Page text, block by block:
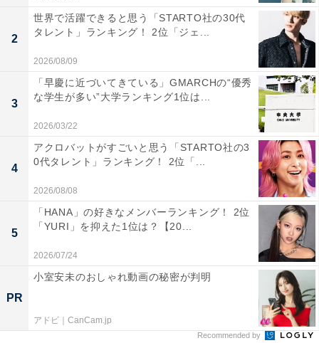
春から夏にかけての時期に仕掛けるという人も多く、ま
さに今が対策チャンスといえそうです。
2
世界で活躍できると思う「STARTO社の30代
タレント」ランキング！ 2位「ジェ...
2026/08/09
3
「早慶に近づいてきている」GMARCHの“優秀
な学生が多い”大学ランキング1位は...
2026/03/22
4
アクロバットがすごいと思う「STARTO社の3
0代タレント」ランキング！ 2位「...
2026/08/08
5
「HANA」の好きなメンバーランキング！ 2位
「YURI」を抑えた1位は？【20...
2026/07/24
PR
小室安未のおしゃれ動画の秘密が判明
アドビ｜CanCam.jp
Recommended by